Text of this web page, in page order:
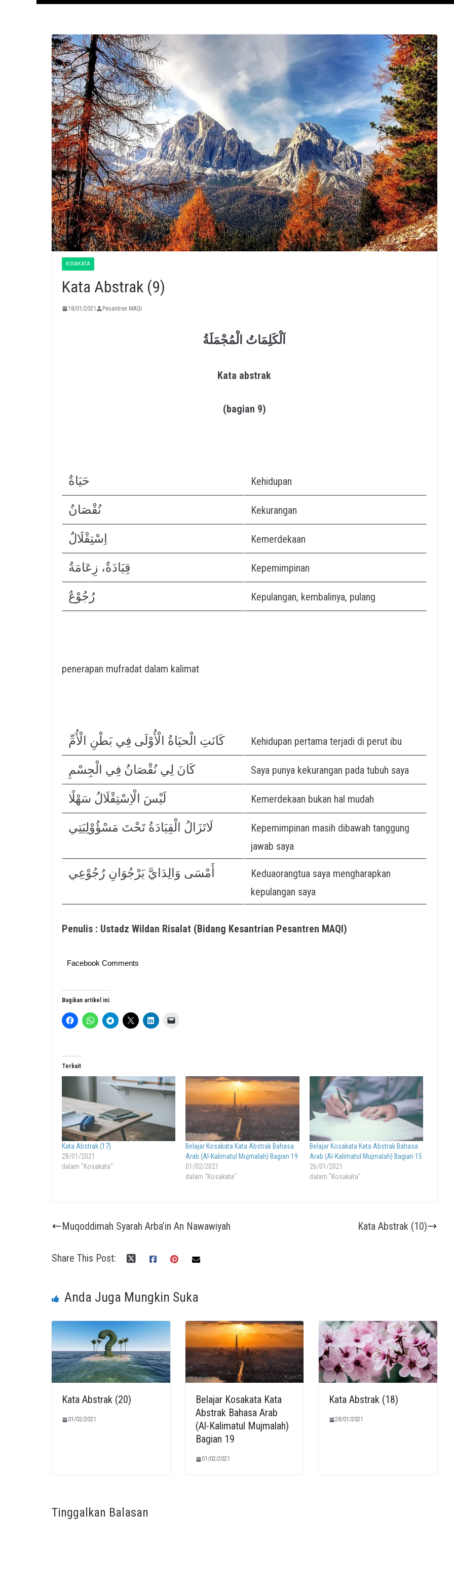
KOSAKATA
Kata Abstrak (9)
18/01/2021 Pesantren MAQI
اَلْكَلِمَاتُ الْمُجْمَلَةُ
Kata abstrak
(bagian 9)
حَيَاةٌ Kehidupan
نُقْصَانٌ Kekurangan
اِسْتِقْلَالٌ Kemerdekaan
قِيَادَةٌ، زِعَامَةٌ Kepemimpinan
رُجُوْعٌ Kepulangan, kembalinya, pulang
penerapan mufradat dalam kalimat
كَانَتِ الْحيَاةُ الْأُوْلَى فِي بَطْنِ الْأُمِّ Kehidupan pertama terjadi di perut ibu
كَانَ لِي نُقْصَانٌ فِي الْجِسْمِ Saya punya kekurangan pada tubuh saya
لَيْسَ الْاِسْتِقْلَالُ سَهْلًا Kemerdekaan bukan hal mudah
لَاتَزَالُ الْقِيَادَةُ تَحْتَ مَسْؤُوْلِيَتِي
Kepemimpinan masih dibawah tanggung
jawab saya
أَمْسَى وَالِدَايَّ يَرْجُوَانِ رُجُوْعِي
Keduaorangtua saya mengharapkan
kepulangan saya
Penulis : Ustadz Wildan Risalat (Bidang Kesantrian Pesantren MAQI)
Facebook Comments
Bagikan artikel ini:
Terkait
Kata Abstrak (17)
28/01/2021
dalam "Kosakata"
Belajar Kosakata Kata Abstrak Bahasa
Arab (Al-Kalimatul Mujmalah) Bagian 19
01/02/2021
dalam "Kosakata"
Belajar Kosakata Kata Abstrak Bahasa
Arab (Al-Kalimatul Mujmalah) Bagian 15
26/01/2021
dalam "Kosakata"
Muqoddimah Syarah Arba’in An Nawawiyah Kata Abstrak (10)
Share This Post:
Anda Juga Mungkin Suka
Kata Abstrak (20)
01/02/2021
Belajar Kosakata Kata
Abstrak Bahasa Arab
(Al-Kalimatul Mujmalah)
Bagian 19
01/02/2021
Kata Abstrak (18)
28/01/2021
Tinggalkan Balasan